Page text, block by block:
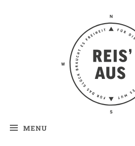
Reis'
MENU